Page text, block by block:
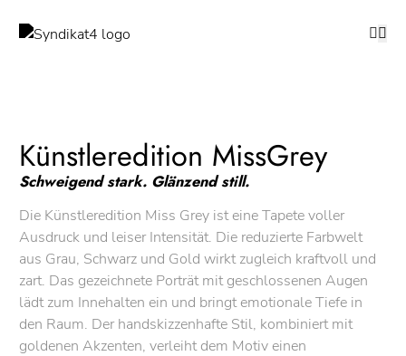
Künstleredition MissGrey
Schweigend stark. Glänzend still.
Die Künstleredition Miss Grey ist eine Tapete voller
Ausdruck und leiser Intensität. Die reduzierte Farbwelt
aus Grau, Schwarz und Gold wirkt zugleich kraftvoll und
zart. Das gezeichnete Porträt mit geschlossenen Augen
lädt zum Innehalten ein und bringt emotionale Tiefe in
den Raum. Der handskizzenhafte Stil, kombiniert mit
goldenen Akzenten, verleiht dem Motiv einen